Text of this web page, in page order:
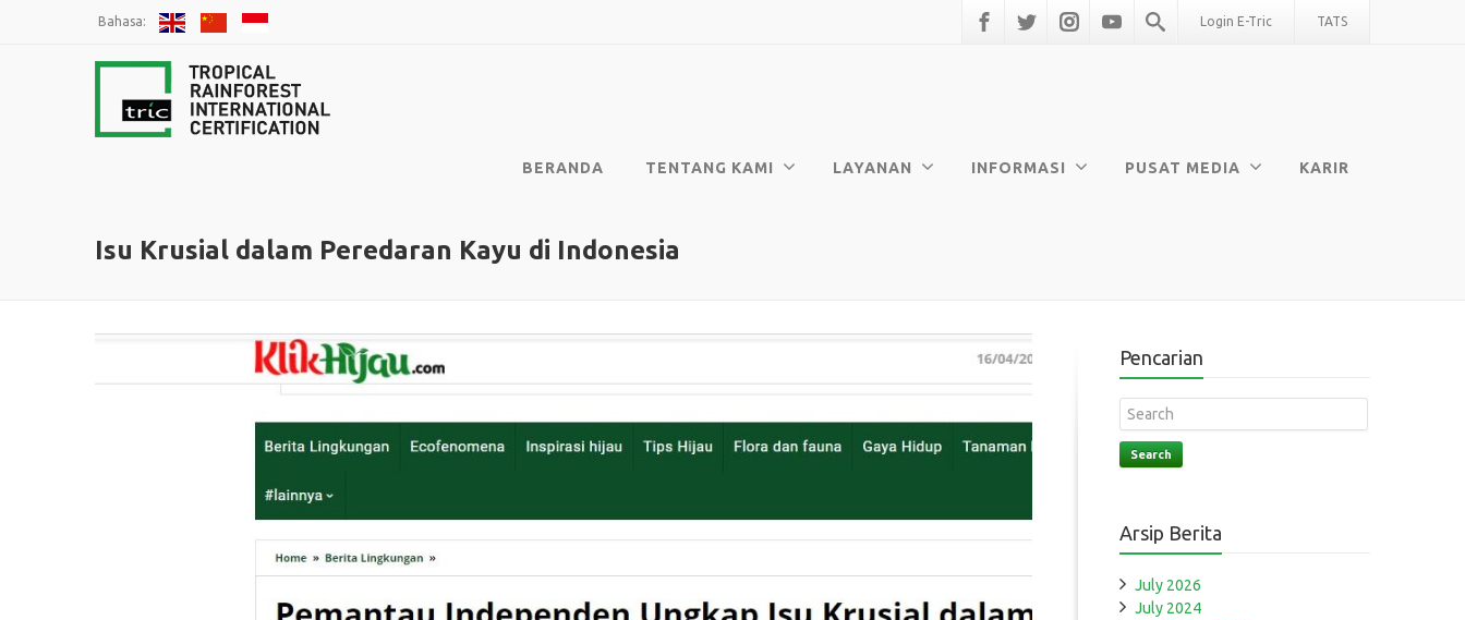
Bahasa: Login E-Tric TATS
BERANDA TENTANG KAMI LAYANAN INFORMASI PUSAT MEDIA KARIR
Isu Krusial dalam Peredaran Kayu di Indonesia
Pencarian
Search
Arsip Berita
July 2026
July 2024